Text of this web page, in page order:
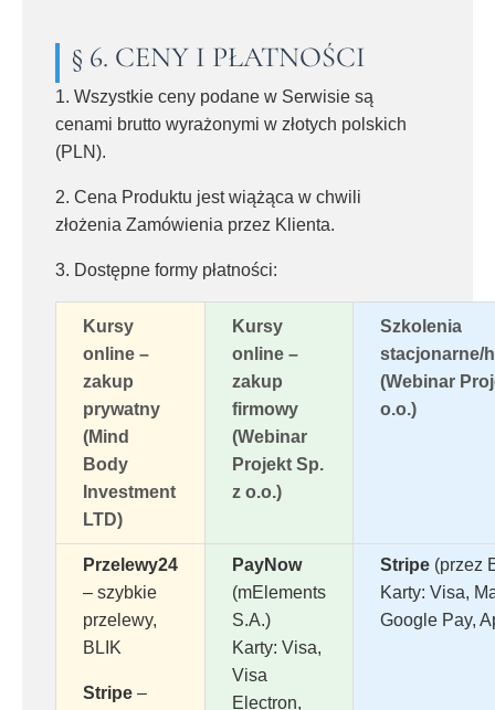
§ 6. CENY I PŁATNOŚCI
1. Wszystkie ceny podane w Serwisie są
cenami brutto wyrażonymi w złotych polskich
(PLN).
2. Cena Produktu jest wiążąca w chwili
złożenia Zamówienia przez Klienta.
3. Dostępne formy płatności:
Kursy
online –
zakup
prywatny
(Mind
Body
Investment
LTD)
Kursy
online –
zakup
firmowy
(Webinar
Projekt Sp.
z o.o.)
Szkolenia
stacjonarne/
(Webinar
o.o.)
Przelewy24
– szybkie
przelewy,
BLIK
Stripe –
PayNow
(mElements
S.A.)
Karty: Visa,
Visa
Electron,
Stripe (przez
Karty: Visa,
Google Pay,